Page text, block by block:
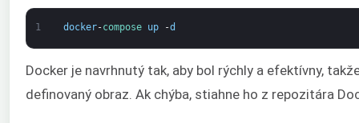
1 docker-compose up -d
Docker je navrhnutý tak, aby bol rýchly a efektívny,
definovaný obraz. Ak chýba, stiahne ho z repozitára